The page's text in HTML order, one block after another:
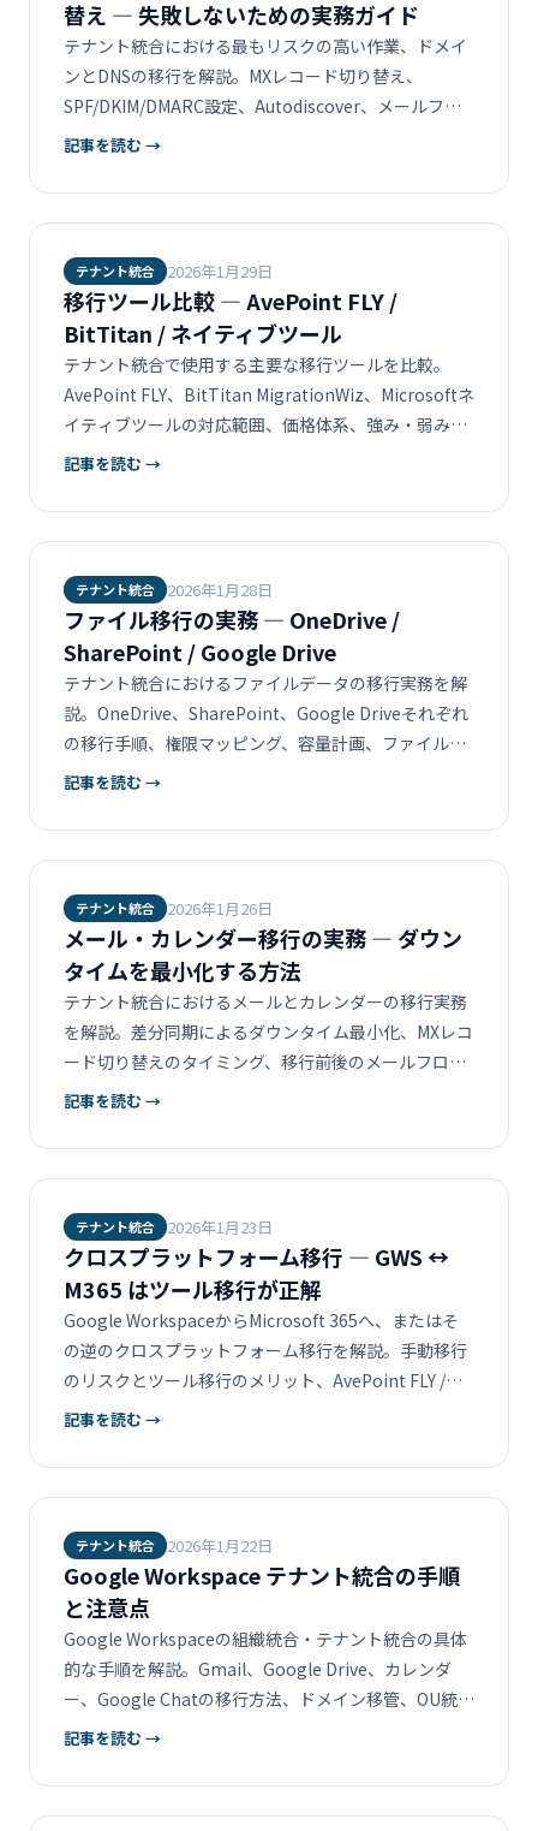
替え ― 失敗しないための実務ガイド
テナント統合における最もリスクの高い作業、ドメイ
ンとDNSの移行を解説。MXレコード切り替え、
SPF/DKIM/DMARC設定、Autodiscover、メールフロ
ー設計の実務手順とトラブル対策。
記事を読む →
テナント統合 2026年1月29日
移行ツール比較 ― AvePoint FLY /
BitTitan / ネイティブツール
テナント統合で使用する主要な移行ツールを比較。
AvePoint FLY、BitTitan MigrationWiz、Microsoftネ
イティブツールの対応範囲、価格体系、強み・弱みを
一覧で解説します。
記事を読む →
テナント統合 2026年1月28日
ファイル移行の実務 ― OneDrive /
SharePoint / Google Drive
テナント統合におけるファイルデータの移行実務を解
説。OneDrive、SharePoint、Google Driveそれぞれ
の移行手順、権限マッピング、容量計画、ファイル名
の制約対応まで。
記事を読む →
テナント統合 2026年1月26日
メール・カレンダー移行の実務 ― ダウン
タイムを最小化する方法
テナント統合におけるメールとカレンダーの移行実務
を解説。差分同期によるダウンタイム最小化、MXレコ
ード切り替えのタイミング、移行前後のメールフロー
設計、トラブルシューティングまで。
記事を読む →
テナント統合 2026年1月23日
クロスプラットフォーム移行 ― GWS ↔
M365 はツール移行が正解
Google WorkspaceからMicrosoft 365へ、またはそ
の逆のクロスプラットフォーム移行を解説。手動移行
のリスクとツール移行のメリット、AvePoint FLY /
BitTitanを使った移行フローを紹介します。
記事を読む →
テナント統合 2026年1月22日
Google Workspace テナント統合の手順
と注意点
Google Workspaceの組織統合・テナント統合の具体
的な手順を解説。Gmail、Google Drive、カレンダ
ー、Google Chatの移行方法、ドメイン移管、OU統合
までを網羅します。
記事を読む →